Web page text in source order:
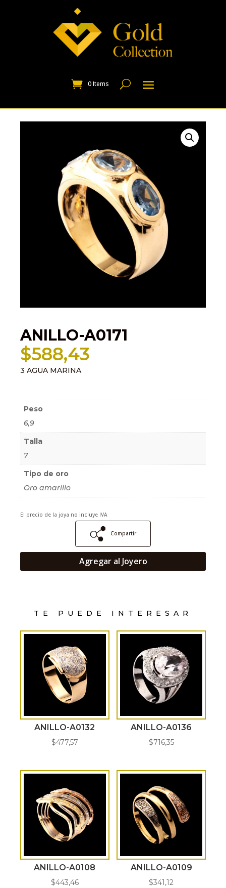
0 Items
ANILLO-A0171
$588,43
3 AGUA MARINA
Peso
6,9
Talla
7
Tipo de oro
Oro amarillo
El precio de la joya no incluye IVA
Compartir
Agregar al Joyero
TE PUEDE INTERESAR
ANILLO-A0132
$477,57
ANILLO-A0136
$716,35
ANILLO-A0108
$443,46
ANILLO-A0109
$341,12